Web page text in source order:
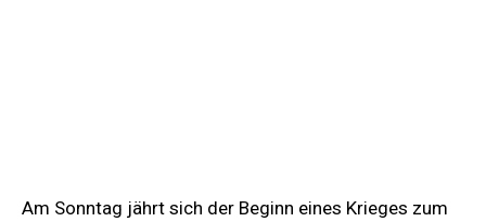
Am Sonntag jährt sich der Beginn eines Krieges zum